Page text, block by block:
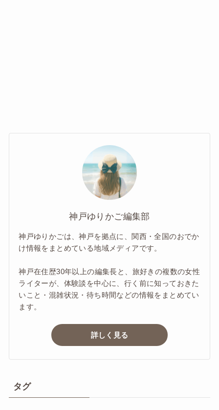
神戸ゆりかご編集部
神戸ゆりかごは、神戸を拠点に、関西・全国のおでか
け情報をまとめている地域メディアです。
神戸在住歴30年以上の編集長と、旅好きの複数の女性
ライターが、体験談を中心に、行く前に知っておきた
いこと・混雑状況・待ち時間などの情報をまとめてい
ます。
詳しく見る
タグ